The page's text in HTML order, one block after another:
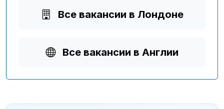
Все вакансии в Лондоне
Все вакансии в Англии